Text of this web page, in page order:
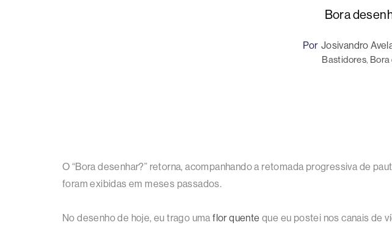
Bora
Por Josivandro
Bastidores, Bora
O “Bora desenhar?” retorna, acompanhando a retomada progressiva de
foram exibidas em meses passados.
No desenho de hoje, eu trago umaflor quente que eu postei nos canais de